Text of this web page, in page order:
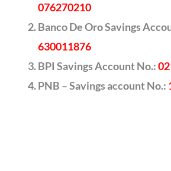
076270210
Banco De Oro Savings
630011876
BPI Savings Account No.:
PNB – Savings account No.: